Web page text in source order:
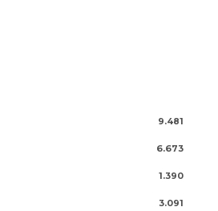
9.481
6.673
1.390
3.091